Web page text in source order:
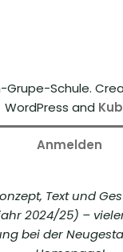
Grupe-Schule.
WordPress and
Anmelden
Text und
2024/25) –
bei der